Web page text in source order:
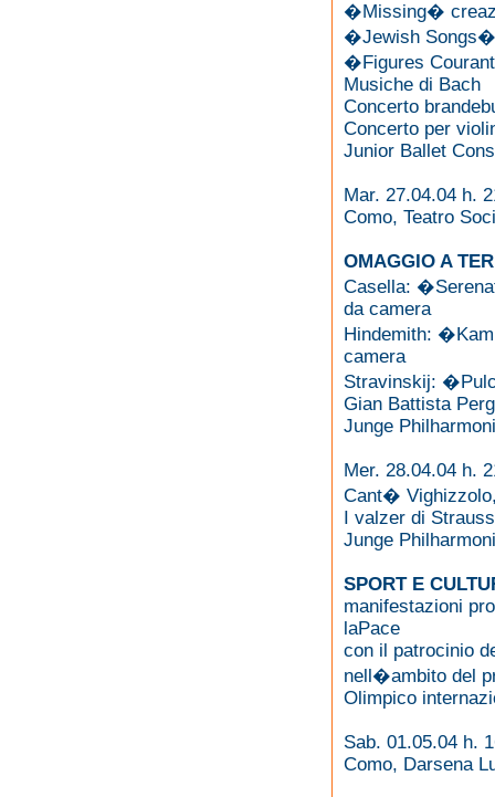
�Missing�
�Jewish Songs�
�Figures
Musiche di Bach
Concerto
Concerto per
Junior Ballet
Mar. 27.04.04 h.
Como, Teatro
OMAGGIO A
Casella:
da camera
Hindemith:
camera
Stravinskij:
Gian Battista
Junge
Mer. 28.04.04 h.
Cant�
I valzer di Strauss
Junge
SPORT E
manifestazioni
laPace
con il patrocinio
nell�ambito del
Olimpico
Sab. 01.05.04 h.
Como, Darsena